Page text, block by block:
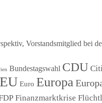
Vorstandsmitglied bei
Bundestagswahl CDU
EU Euro Europa
Finanzmarktkrise